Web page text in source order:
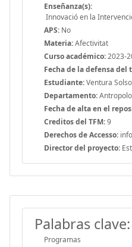
Enseñanza(s):
Innovació en la
APS: No
Materia:Afectivitat
Curso académico:2023-
Fecha de la defensa del
Estudiante:Ventura
Departamento:
Fecha de alta en el
Creditos del TFM:9
Derechos de Accesso:
Director del proyecto:
Palabras clave:
Programas